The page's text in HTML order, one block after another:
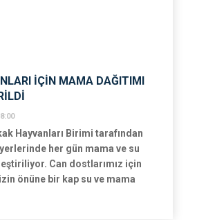
İÇİN MAMA DAĞITIMI
Hayvanları Birimi tarafından
her gün mama ve su
Can dostlarımız için
önüne bir kap su ve mama